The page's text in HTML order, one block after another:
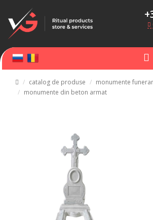
catalog de produse
monumente
monumente din beton armat